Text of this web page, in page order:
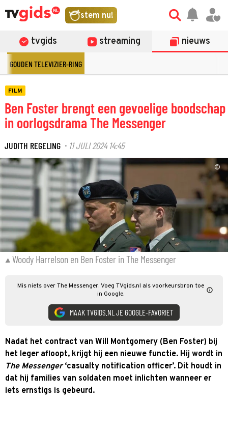
stem nu!
tvgids streaming nieuws
GOUDEN TELEVIZIER-RING
FILM
Ben Foster brengt een gevoelige boodschap
in oorlogsdrama The Messenger
JUDITH REGELING · 11 JULI 2024 14:45
©
Woody Harrelson en Ben Foster in The Messenger
Mis niets over The Messenger. Voeg TVgids.nl als voorkeursbron toe
in Google.
MAAK TVGIDS.NL JE GOOGLE-FAVORIET
Nadat het contract van Will Montgomery (Ben Foster) bij
het leger afloopt, krijgt hij een nieuwe functie. Hij wordt in
The Messenger‘casualty notification officer’. Dit houdt in
dat hij families van soldaten moet inlichten wanneer er
iets ernstigs is gebeurd.